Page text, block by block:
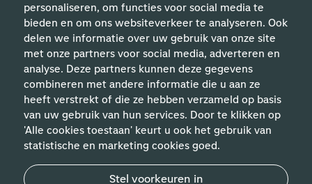
personaliseren, om functies voor social media te
bieden en om ons websiteverkeer te analyseren. Ook
delen we informatie over uw gebruik van onze site
met onze partners voor social media, adverteren en
analyse. Deze partners kunnen deze gegevens
combineren met andere informatie die u aan ze
heeft verstrekt of die ze hebben verzameld op basis
van uw gebruik van hun services. Door te klikken op
'Alle cookies toestaan' keurt u ook het gebruik van
statistische en marketing cookies goed.
Stel voorkeuren in
Handige links
Vakgebieden
Contact